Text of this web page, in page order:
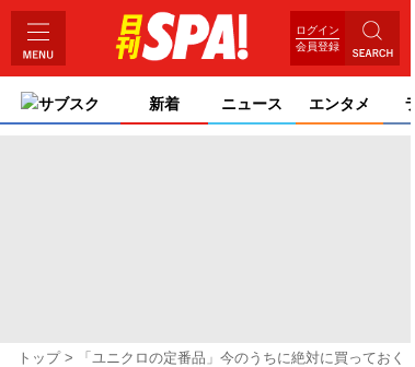
ログイン
会員登録
サブスク 新着 ニュース エンタメ
トップ
「ユニクロの定番品」今のうちに絶対に買っておく